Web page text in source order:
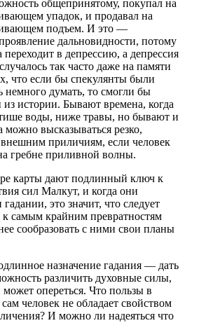
общепринятому, покупал на
упадок, и продавал на
подъем. И это —
дальновидности, потому
переходит в депрессию, а депрессия
так часто даже на памяти
что если бы спекулянты были
немного думать, то смогли бы
из истории. Бывают времена, когда
воды, ниже травы, но бывают и
можно высказываться резко,
приличиям, если человек
гребне приливной волны.
карты дают подлинный ключ к
сил Малкут, и когда они
это значит, что следует
самым крайним превратностям
сообразовать с ними свои планы
назначение гадания — дать
различить духовные силы,
опереться. Что пользы в
человек не обладает свойством
И можно ли надеяться что